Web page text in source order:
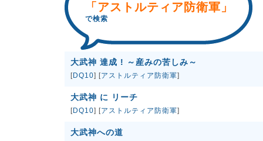
「アストルティア防衛軍」
で検索
大武神 達成 ! ～産みの苦しみ～
[DQ10] [アストルティア防衛軍]
大武神 に リーチ
[DQ10] [アストルティア防衛軍]
大武神への道